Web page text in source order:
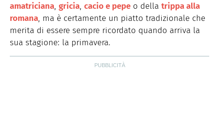
amatriciana, gricia, cacio e pepe o della trippa alla
romana, ma è certamente un piatto tradizionale che
merita di essere sempre ricordato quando arriva la
sua stagione: la primavera.